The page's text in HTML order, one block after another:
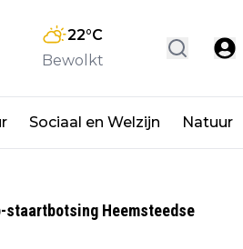
22°C
Bewolkt
Sociaal en Welzijn Natuur
staartbotsing Heemsteedse